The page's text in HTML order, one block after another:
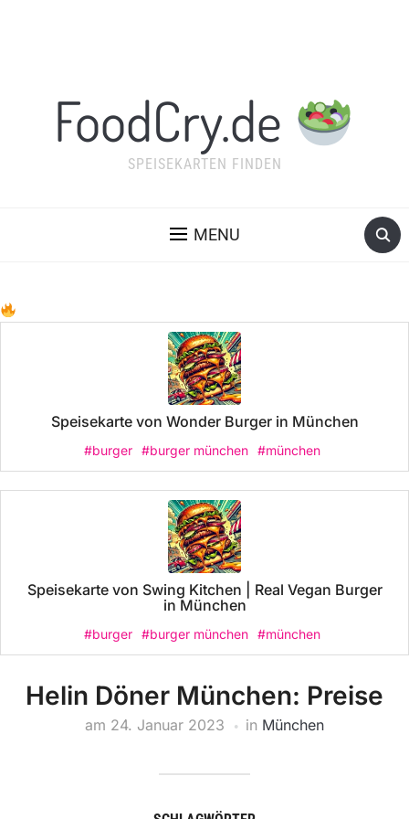
FoodCry.de
SPEISEKARTEN FINDEN
MENU
Speisekarte von Wonder Burger in München
#burger #burger münchen #münchen
Speisekarte von Swing Kitchen | Real Vegan Burger
in München
#burger #burger münchen #münchen
Helin Döner München: Preise
am 24. Januar 2023 in München